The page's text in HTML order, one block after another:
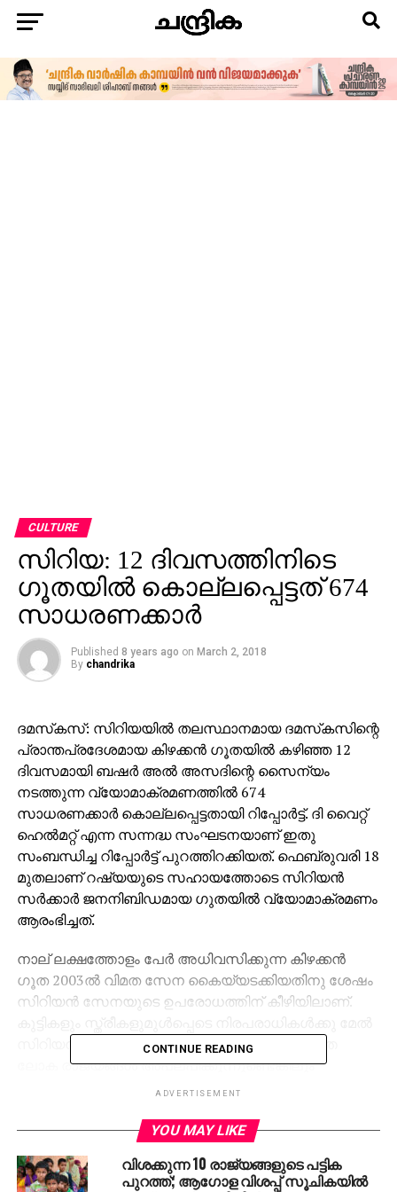
CULTURE
സിറിയ: 12 ദിവസത്തിനിടെ
ഗൂതയില്‍ കൊല്ലപ്പെട്ടത് 674
സാധരണക്കാര്‍
Published 8 years ago on March 2, 2018
By chandrika
ദമസ്‌കസ്: സിറിയയില്‍ തലസ്ഥാനമായ ദമസ്‌കസിന്റെ
പ്രാന്തപ്രദേശമായ കിഴക്കന്‍ ഗൂതയില്‍ കഴിഞ്ഞ 12
ദിവസമായി ബഷര്‍ അല്‍ അസദിന്റെ സൈന്യം
നടത്തുന്ന വ്യോമാക്രമണത്തില്‍ 674
സാധരണക്കാര്‍ കൊല്ലപ്പെട്ടതായി റിപ്പോര്‍ട്ട്. ദി വൈറ്റ്
ഹെല്‍മറ്റ് എന്ന സന്നദ്ധ സംഘടനയാണ് ഇതു
സംബന്ധിച്ച റിപ്പോര്‍ട്ട് പുറത്തിറക്കിയത്. ഫെബ്രുവരി 18
മുതലാണ് റഷ്യയുടെ സഹായത്തോടെ സിറിയന്‍
സര്‍ക്കാര്‍ ജനനിബിഡമായ ഗുതയില്‍ വ്യോമാക്രമണം
ആരംഭിച്ചത്.
നാല് ലക്ഷത്തോളം പേര്‍ അധിവസിക്കുന്ന കിഴക്കന്‍
ഗൂത 2003ല്‍ വിമത സേന കൈയ്യടക്കിയതിനു ശേഷം
സിറിയന്‍ സേനയുടെ ഉപരോധത്തിന് കീഴിയിലാണ്.
സിറിയന്‍ സേന നടത്തുന്ന വ്യോമാക്രമണത്തെ
ലോക രാജ്യങ്ങള്‍ അപലപിക്കുന്നുണ്ടെങ്കിലും
ശനിയാഴ്ച യു.എന്‍ സുരക്ഷാ കൗണ്‍സിലിന്റെ
പരാജയപ്പെടുകയായിരുന്നു. സിറിയന്‍ സേനയുടെ
റിപ്പോര്‍ട്ടുകള്‍. വെടിനിര്‍ത്തല്‍ കരാര്‍ പ്രാബല്യത്തില്‍
CONTINUE READING
ADVERTISEMENT
YOU MAY LIKE
വിശക്കുന്ന 10 രാജ്യങ്ങളുടെ പട്ടിക
പുറത്ത്; ആഗോള വിശപ്പ് സൂചികയില്‍